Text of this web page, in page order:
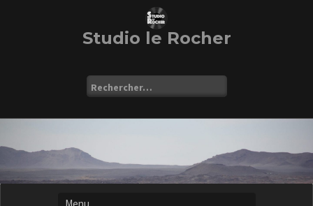
Studio le Rocher
Rechercher :